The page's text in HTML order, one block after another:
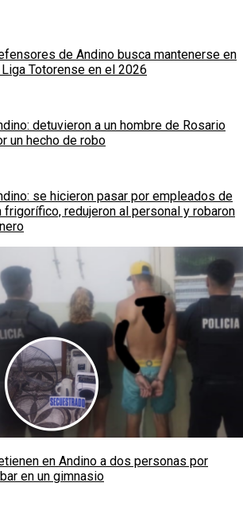
de Andino busca mantenerse en
Liga Totorense en el 2026
detuvieron a un hombre de Rosario
un hecho de robo
se hicieron pasar por empleados de
frigorífico, redujeron al personal y robaron
en Andino a dos personas por
en un gimnasio